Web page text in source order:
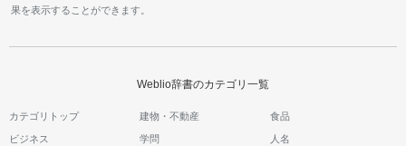
果を表示することができます。
Weblio辞書のカテゴリ一覧
カテゴリトップ 建物・不動産 食品
ビジネス 学問 人名